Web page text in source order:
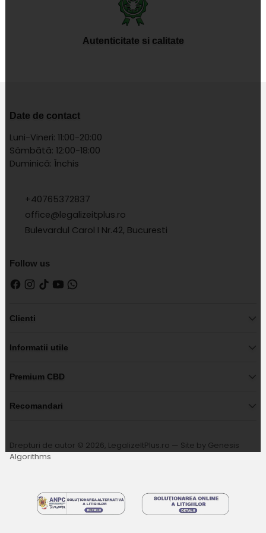
Autenticitate si calitate
Date de contact
Luni-Vineri: 11:00-20:00
Sâmbătă: 12:00-18:00
Duminică: Închis
+40765372837
office@legalizeitplus.ro
Bulevardul Carol I Nr.42, Bucuresti
Follow us
Clienti
Informatii utile
Premium CBD
Recomandari
Drepturi de autor © 2026, LegalizeItPlus.ro — Site by Genesis
Algorithms